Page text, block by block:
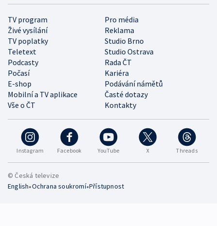
Instagram Facebook YouTube X Threads
TV program
Pro média
Živé vysílání
Reklama
TV poplatky
Studio Brno
Teletext
Studio Ostrava
Podcasty
Rada ČT
Počasí
Kariéra
E-shop
Podávání námětů
Mobilní a TV aplikace
Časté dotazy
Vše o ČT
Kontakty
© Česká televize
English•Ochrana soukromí•Přístupnost